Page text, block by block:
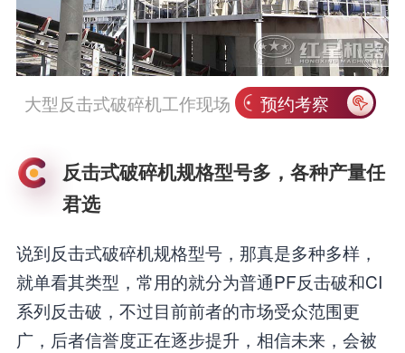
大型反击式破碎机工作现场 预约考察
反击式破碎机规格型号多，各种产量任
君选
说到反击式破碎机规格型号，那真是多种多样，
就单看其类型，常用的就分为普通PF反击破和CI
系列反击破，不过目前前者的市场受众范围更
广，后者信誉度正在逐步提升，相信未来，会被